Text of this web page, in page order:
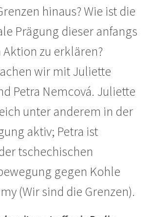
hinaus? Wie ist die
Prägung dieser anfangs
zu erklären?
wir mit Juliette
Petra Nemcová. Juliette
unter anderem in der
aktiv; Petra ist
tschechischen
gegen Kohle
(Wir sind die Grenzen).